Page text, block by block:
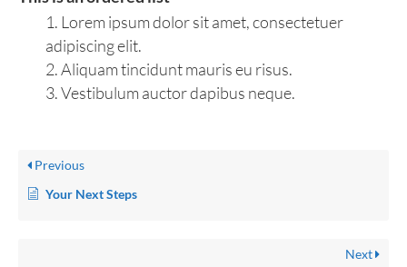
Lorem ipsum dolor sit amet, consectetuer
adipiscing elit.
Aliquam tincidunt mauris eu risus.
Vestibulum auctor dapibus neque.
Previous
Your Next Steps
Next